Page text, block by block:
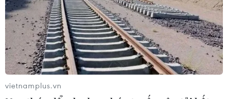
còn lại bị thương, 2 phương tiện bị hư hỏng.
vietnamplus.vn